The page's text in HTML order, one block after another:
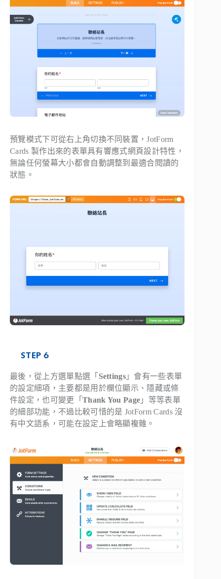
預覽模式下可從右上角切換不同裝置，JotForm
Cards 製作出來的表單具有響應式網頁設計特性，
無論任何螢幕大小都會自動調整到最適合閱讀的
狀態。
STEP 6
最後，從上方選單點選「 Settings 」會有一些表單
的設定細項，主要都是用於欄位顯示、隱藏或條
件設定，也可變更「 Thank You Page 」等等表單
的細部功能，不過比較可惜的是 JotForm Cards 沒
有中文語系，可能在設定上會略顯複雜。